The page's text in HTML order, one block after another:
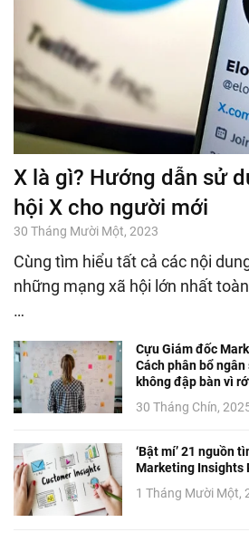
X là gì? Hướng dẫn sử
hội X cho người mới
30 Tháng Mười Một, 2023
Cùng tìm hiểu tất cả các nội
những mạng xã hội lớn nhất
…
Cựu Giám đốc
Cách phân bổ
không đập bàn vì
30 Tháng Chín,
‘Bật mí’ 21 nguồn
Marketing Insights
1 Tháng Mười Một,